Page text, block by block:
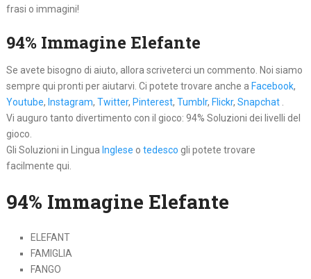
frasi o immagini!
94% Immagine Elefante
Se avete bisogno di aiuto, allora scriveterci un commento. Noi siamo
sempre qui pronti per aiutarvi. Ci potete trovare anche a Facebook,
Youtube, Instagram, Twitter, Pinterest, Tumblr, Flickr, Snapchat.
Vi auguro tanto divertimento con il gioco: 94% Soluzioni dei livelli del
gioco.
Gli Soluzioni in Lingua Inglese o tedesco gli potete trovare
facilmente qui.
94% Immagine Elefante
ELEFANT
FAMIGLIA
FANGO